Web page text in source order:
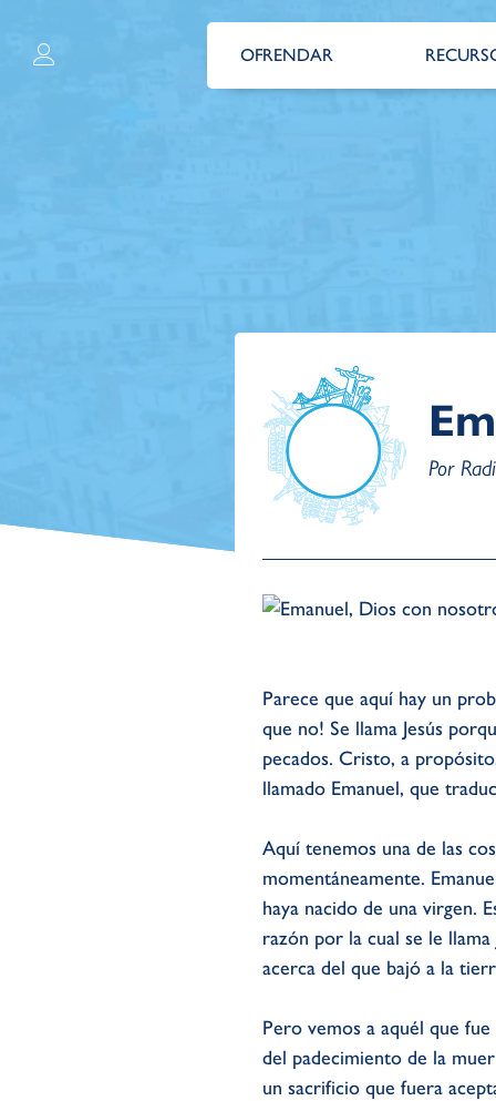
OFRENDAR
Por
Parece que aquí hay un
que no! Se llama Jesús
pecados. Cristo, a
llamado Emanuel, que
Aquí tenemos una de las
momentáneamente.
haya nacido de una virgen.
razón por la cual se le
acerca del que bajó a la
Pero vemos a aquél que
del padecimiento de la
un sacrificio que fuera